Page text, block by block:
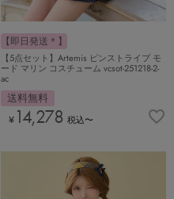
【即日発送＊】
【5点セット】Artemis ピンストライプ モ
ード マリン コスチューム vcsot-251218-2-
ac
送料無料
¥ 14,278 税込〜